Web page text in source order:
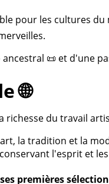
pour les cultures du
📜 et d'une
🌐
richesse du travail
la tradition et la
l'esprit et
premières